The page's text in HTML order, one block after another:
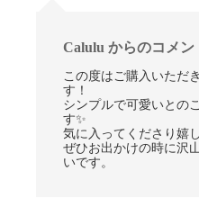
Calulu からのコメン
この度はご購入いただ
す！
シンプルで可愛いとの
す✨
気に入ってくださり嬉
ぜひお出かけの時に沢
いです。